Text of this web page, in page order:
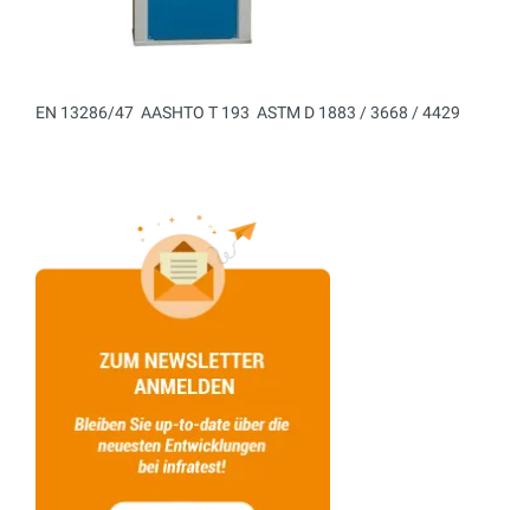
EN 13286/47  AASHTO T 193  ASTM D 1883 / 3668 / 4429